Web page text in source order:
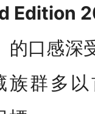
Edition
的口感深
族群多